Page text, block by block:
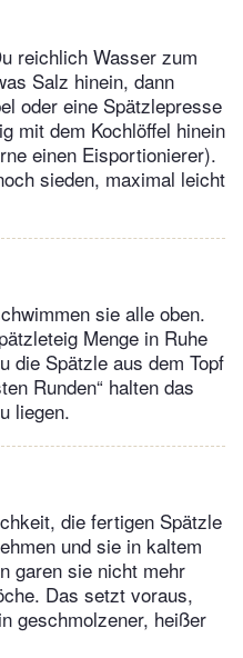
reichlich Wasser zum
Salz hinein, dann
oder eine Spätzlepresse
mit dem Kochlöffel hinein
einen Eisportionierer).
sieden, maximal leicht
sie alle oben.
Menge in Ruhe
die Spätzle aus dem Topf
Runden“ halten das
liegen.
die fertigen Spätzle
und sie in kaltem
garen sie nicht mehr
Das setzt voraus,
geschmolzener, heißer